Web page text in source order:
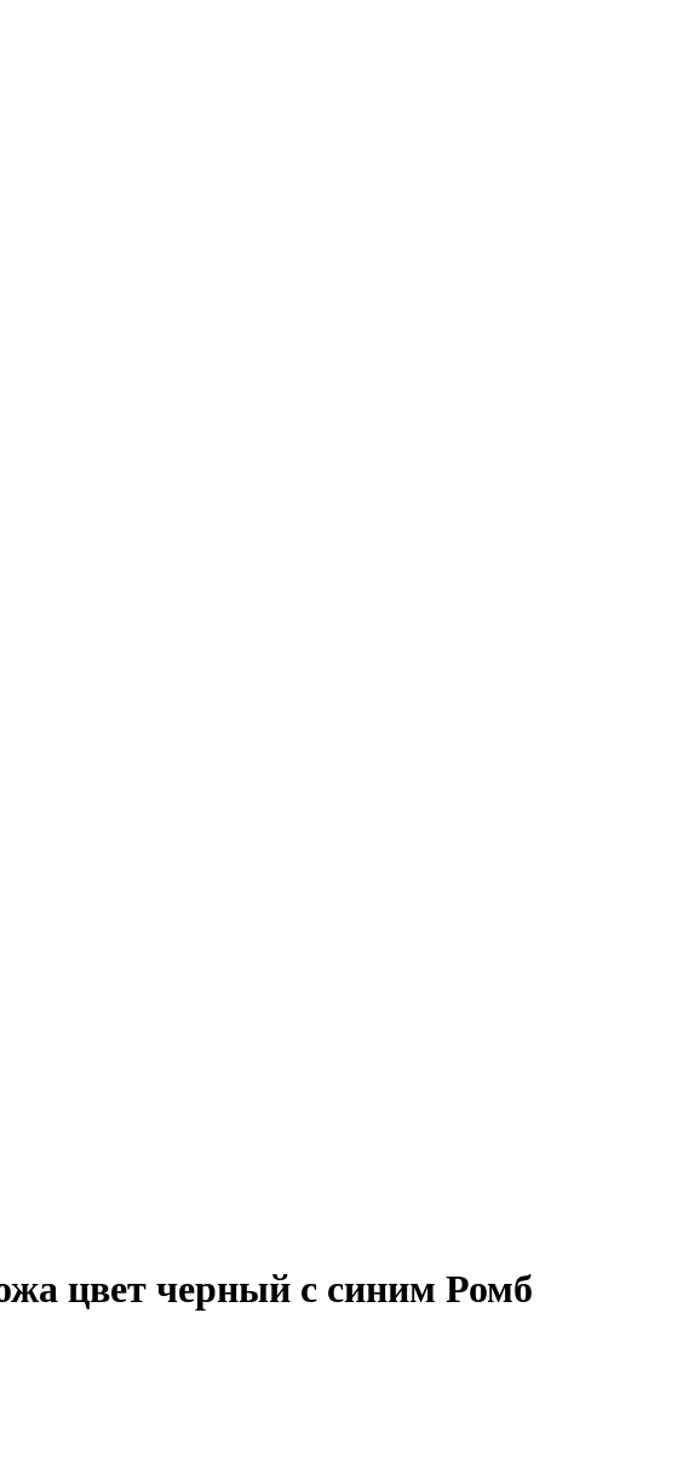
цвет черный с синим Ромб